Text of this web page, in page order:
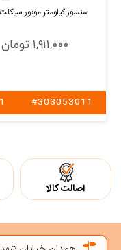
سنسور کیلومتر موتور
۱,۹۱۱,۰۰۰ تومان
#303053011
اصالت کالا